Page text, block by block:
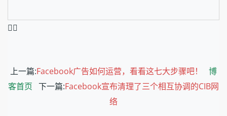
❤️‍🔥
上一篇:Facebook广告如何运营，看看这七大步骤吧！
博
客首页 下一篇:Facebook宣布清理了三个相互协调的CIB网
络